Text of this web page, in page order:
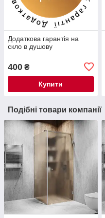
Додаткова гарантія на
скло в душову
400 ₴
Купити
Подібні товари компанії